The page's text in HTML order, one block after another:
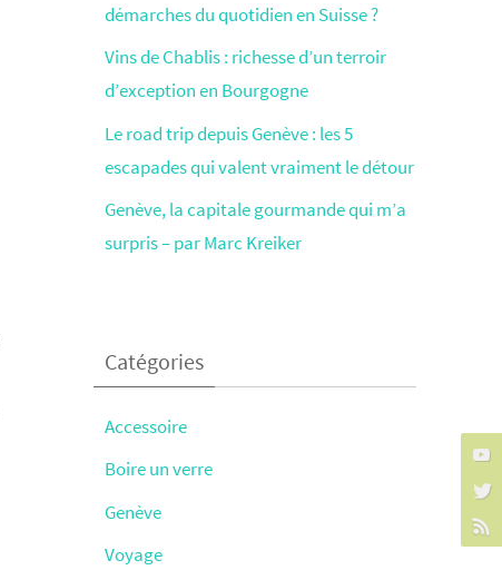
démarches du quotidien en Suisse ?
Vins de Chablis : richesse d’un terroir
d’exception en Bourgogne
Le road trip depuis Genève : les 5
escapades qui valent vraiment le détour
Genève, la capitale gourmande qui m’a
surpris – par Marc Kreiker
Catégories
Accessoire
Boire un verre
Genève
Voyage